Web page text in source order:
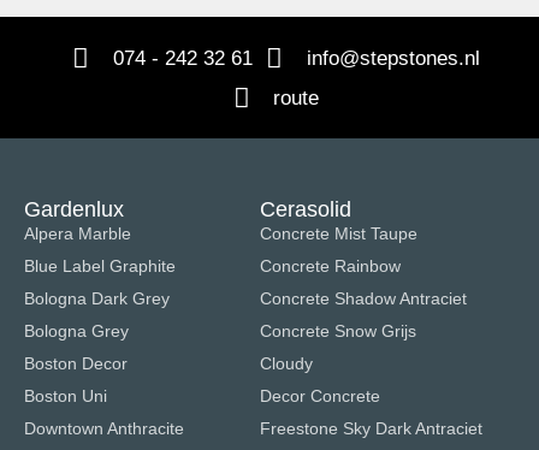
074 - 242 32 61
info@stepstones.nl
route
Gardenlux
Alpera Marble
Blue Label Graphite
Bologna Dark Grey
Bologna Grey
Boston Decor
Boston Uni
Downtown Anthracite
Cerasolid
Concrete Mist Taupe
Concrete Rainbow
Concrete Shadow Antraciet
Concrete Snow Grijs
Cloudy
Decor Concrete
Freestone Sky Dark Antraciet